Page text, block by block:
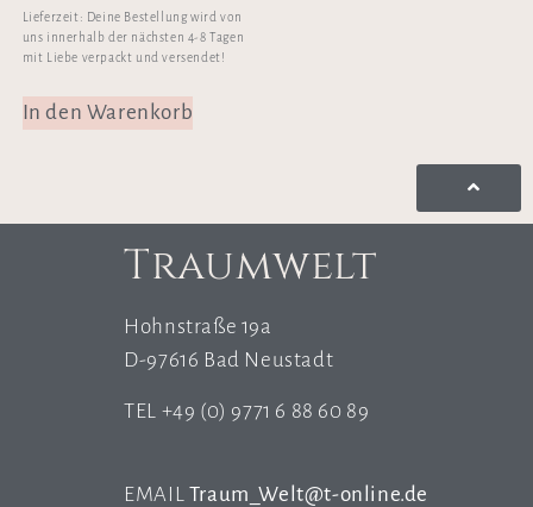
Lieferzeit: Deine Bestellung wird von
uns innerhalb der nächsten 4-8 Tagen
mit Liebe verpackt und versendet!
In den Warenkorb
Traumwelt
Hohnstraße 19a
D-97616 Bad Neustadt
TEL +49 (0) 9771 6 88 60 89
EMAIL Traum_Welt@t-online.de